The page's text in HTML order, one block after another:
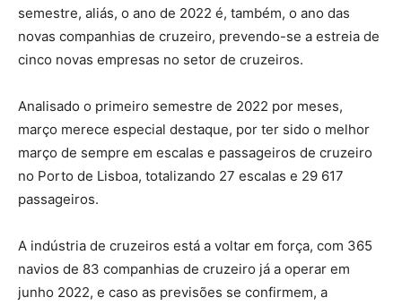
semestre, aliás, o ano de 2022 é, também, o ano das
novas companhias de cruzeiro, prevendo-se a estreia de
cinco novas empresas no setor de cruzeiros.
Analisado o primeiro semestre de 2022 por meses,
março merece especial destaque, por ter sido o melhor
março de sempre em escalas e passageiros de cruzeiro
no Porto de Lisboa, totalizando 27 escalas e 29 617
passageiros.
A indústria de cruzeiros está a voltar em força, com 365
navios de 83 companhias de cruzeiro já a operar em
junho 2022, e caso as previsões se confirmem, a